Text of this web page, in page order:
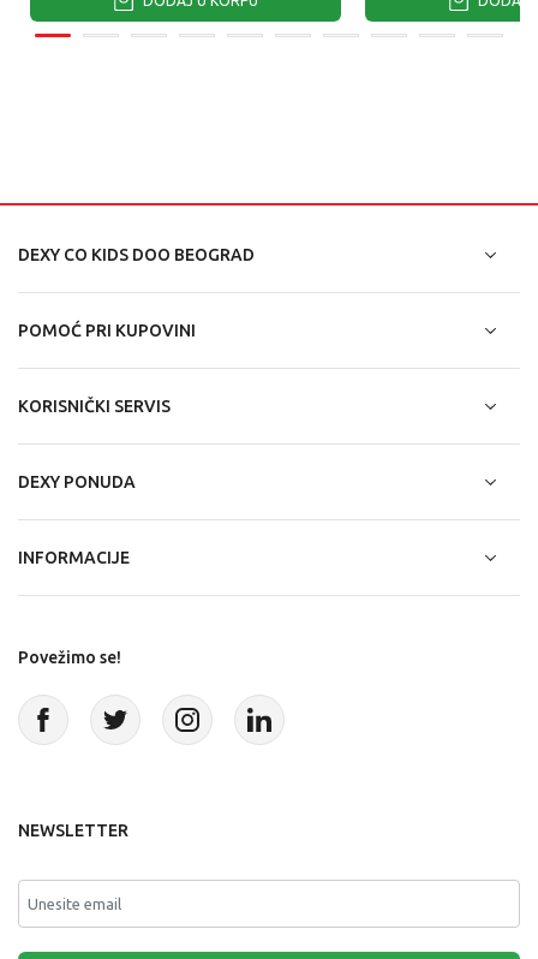
DEXY CO KIDS DOO BEOGRAD
POMOĆ PRI KUPOVINI
KORISNIČKI SERVIS
DEXY PONUDA
INFORMACIJE
Povežimo se!
NEWSLETTER